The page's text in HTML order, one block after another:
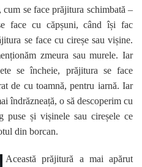
se face prăjitura schimbată –
face cu căpșuni, când își fac
se face cu cireșe sau vișine.
zmeura sau murele. Iar
se încheie, prăjitura se face
de cu toamnă, pentru iarnă. Iar
îndrăzneață, o să descoperim cu
puse și vișinele sau cireșele ce
din borcan.
Această prăjitură a mai apărut